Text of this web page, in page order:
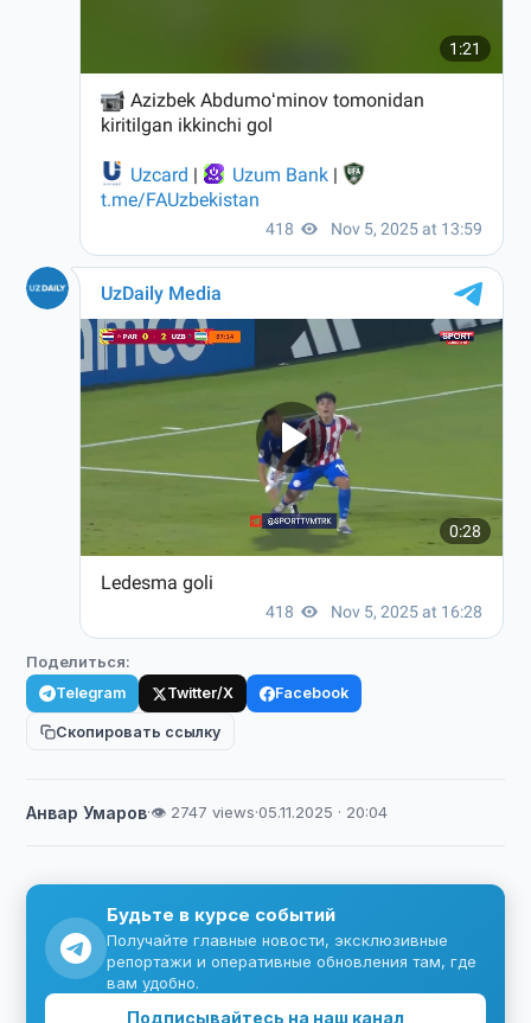
Поделиться:
Telegram Twitter/X Facebook
Скопировать ссылку
Анвар Умаров·👁 2747 views·05.11.2025 · 20:04
Будьте в курсе событий
Получайте главные новости, эксклюзивные
репортажи и оперативные обновления там, где
вам удобно.
Подписывайтесь на наш канал